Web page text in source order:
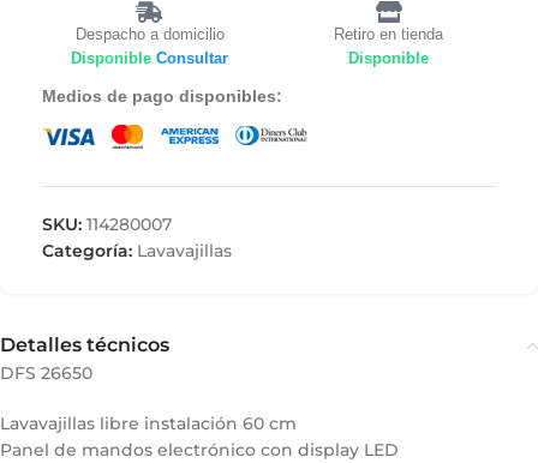
Despacho a domicilio
Disponible Consultar
Retiro en tienda
Disponible
Medios de pago disponibles:
SKU: 114280007
Categoría: Lavavajillas
Detalles técnicos
DFS 26650
Lavavajillas libre instalación 60 cm
Panel de mandos electrónico con display LED